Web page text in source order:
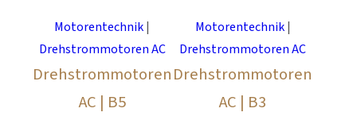
Motorentechnik|
Drehstrommotoren AC
Drehstrommotoren
AC | B5
Motorentechnik|
Drehstrommotoren AC
Drehstrommotoren
AC | B3